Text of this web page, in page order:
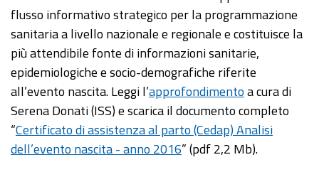
flusso informativo strategico per la programmazione
sanitaria a livello nazionale e regionale e costituisce la
più attendibile fonte di informazioni sanitarie,
epidemiologiche e socio-demografiche riferite
all’evento nascita. Leggi l’approfondimentoa cura di
Serena Donati (ISS) e scarica il documento completo
“Certificato di assistenza al parto (Cedap) Analisi
dell’evento nascita - anno 2016” (pdf 2,2 Mb).